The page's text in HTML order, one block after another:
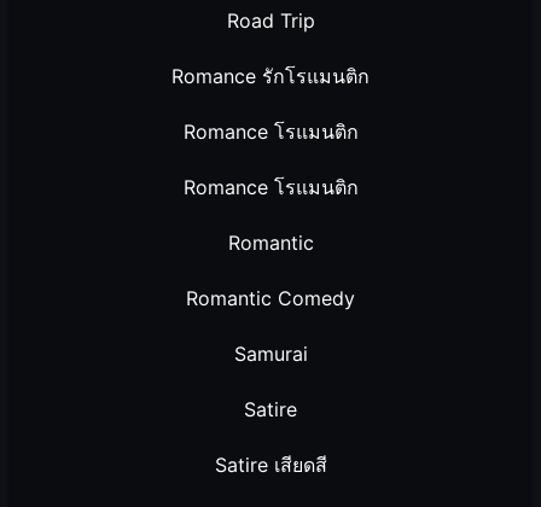
Road Trip
Romance รักโรแมนติก
Romance โรแมนติก
Romance โรแมนติก
Romantic
Romantic Comedy
Samurai
Satire
Satire เสียดสี